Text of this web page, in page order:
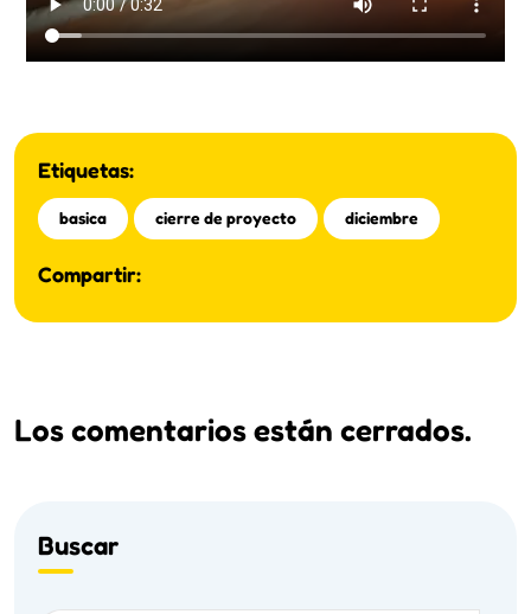
Etiquetas:
basica cierre de proyecto diciembre
Compartir:
Los comentarios están cerrados.
Buscar